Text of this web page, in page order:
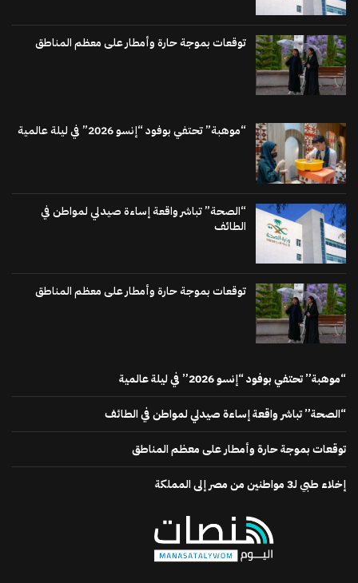
توقعات بموجة حارة وأمطار على معظم المناطق
“موهبة” تحتفي بوفود “إنسو 2026” في ليلة عالمية
“الصحة” تباشر واقعة إساءة صيدلي لمواطن في
الطائف
توقعات بموجة حارة وأمطار على معظم المناطق
“موهبة” تحتفي بوفود “إنسو 2026” في ليلة عالمية
“الصحة” تباشر واقعة إساءة صيدلي لمواطن في الطائف
توقعات بموجة حارة وأمطار على معظم المناطق
إخلاء طبي لـ3 مواطنين من مصر إلى المملكة